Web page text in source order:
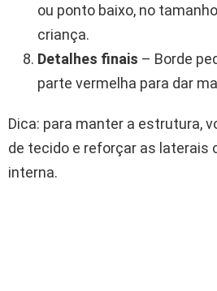
ou ponto baixo, no
criança.
Detalhes finais – Borde
parte vermelha para dar
Dica: para manter a estrutura,
de tecido e reforçar as laterais
interna.